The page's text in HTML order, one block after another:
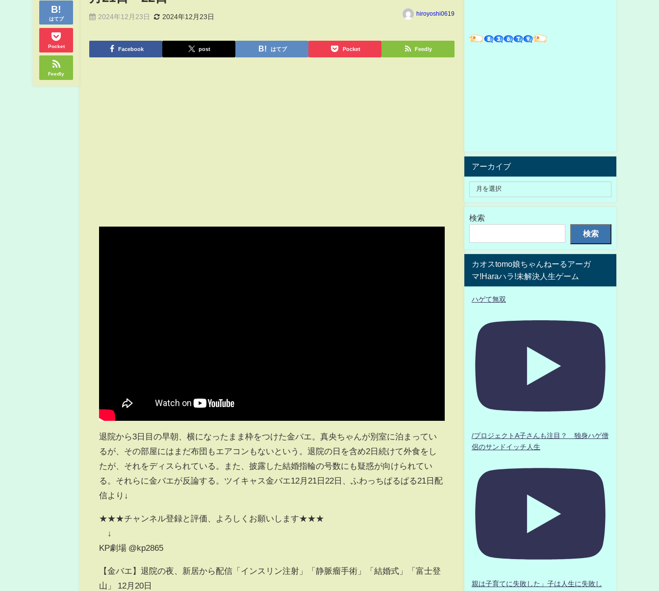
はてブ
Pocket
Feedly
2024年12月23日 2024年12月23日 hiroyoshi0619
Facebook post はてブ Pocket Feedly
退院から3日目の早朝、横になったまま枠をつけた金バエ。真央ちゃんが別室に泊まってい
るが、その部屋にはまだ布団もエアコンもないという。退院の日を含め2日続けて外食をし
たが、それをディスられている。また、披露した結婚指輪の号数にも疑惑が向けられてい
る。それらに金バエが反論する。ツイキャス金バエ12月21日22日、ふわっちぱるぱる21日配
信より↓
★★★チャンネル登録と評価、よろしくお願いします★★★
↓
KP劇場 @kp2865
【金バエ】退院の夜、新居から配信「インスリン注射」「静脈瘤手術」「結婚式」「富士登
山」 12月20日
アーカイブ
検索
検索
カオスtomo娘ちゃんねーるアーガ
マ!Haraハラ!未解決人生ゲーム
ハゲて無双
/プロジェクトA子さんも注目？ 独身ハゲ僧
侶のサンドイッチ人生
親は子育てに失敗した」子は人生に失敗し